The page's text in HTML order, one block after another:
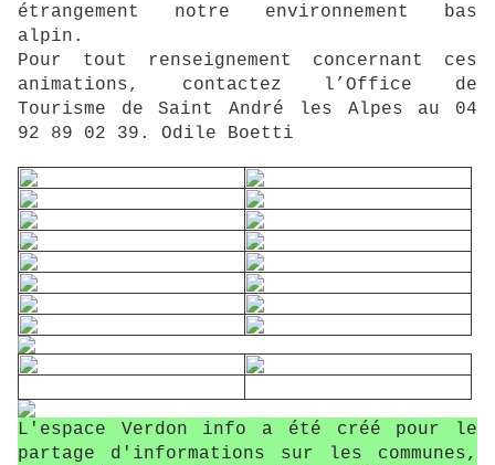
étrangement notre environnement bas
alpin.
Pour tout renseignement concernant ces
animations, contactez l’Office de
Tourisme de Saint André les Alpes au 04
92 89 02 39. Odile Boetti
L'espace Verdon info a été créé pour le
partage d'informations sur les communes,